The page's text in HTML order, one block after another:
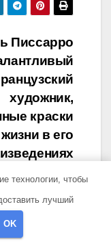
Писсарро
художник,
краски
жизни в его
технологии, чтобы
лучший
OK